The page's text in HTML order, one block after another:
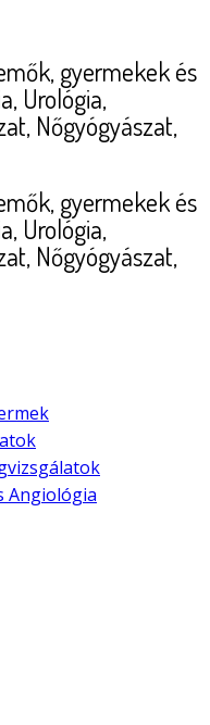
gyermekek és
Urológia,
Nőgyógyászat,
gyermekek és
Urológia,
Nőgyógyászat,
Angiológia